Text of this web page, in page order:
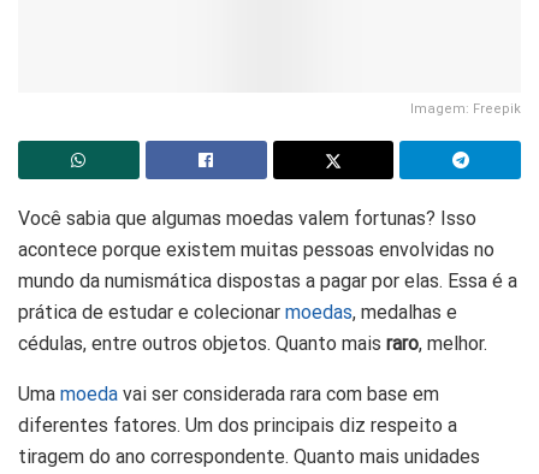
Imagem: Freepik
Você sabia que algumas moedas valem fortunas? Isso
acontece porque existem muitas pessoas envolvidas no
mundo da numismática dispostas a pagar por elas. Essa é a
prática de estudar e colecionar moedas, medalhas e
cédulas, entre outros objetos. Quanto mais raro, melhor.
Uma moeda vai ser considerada rara com base em
diferentes fatores. Um dos principais diz respeito a
tiragem do ano correspondente. Quanto mais unidades